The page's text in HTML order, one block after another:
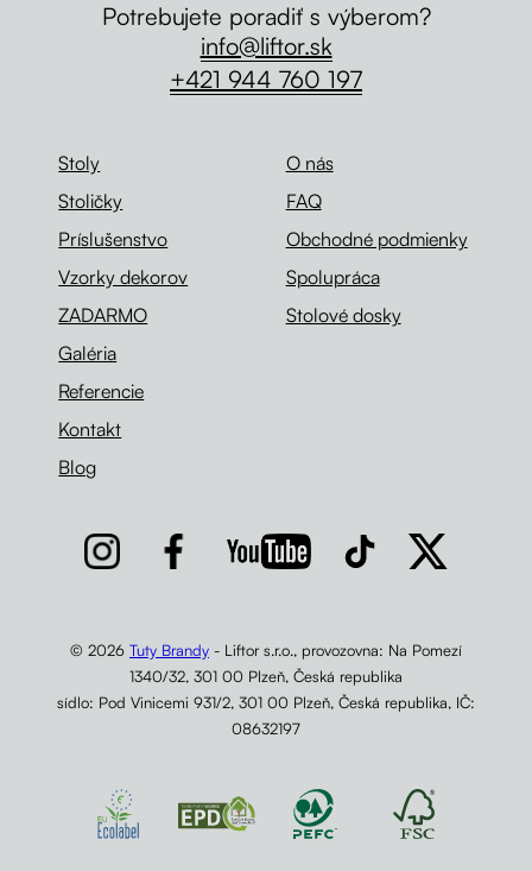
Stoly
Stoličky
Príslušenstvo
Vzorky dekorov
ZADARMO
Galéria
Referencie
Kontakt
Blog
O nás
FAQ
Obchodné podmienky
Spolupráca
Stolové dosky
Potrebujete poradiť s výberom?
info@liftor.sk
+421 944 760 197
© 2026 Tuty Brandy- Liftor s.r.o., provozovna: Na Pomezí
1340/32, 301 00 Plzeň, Česká republika
sídlo: Pod Vinicemi 931/2, 301 00 Plzeň, Česká republika, IČ:
08632197